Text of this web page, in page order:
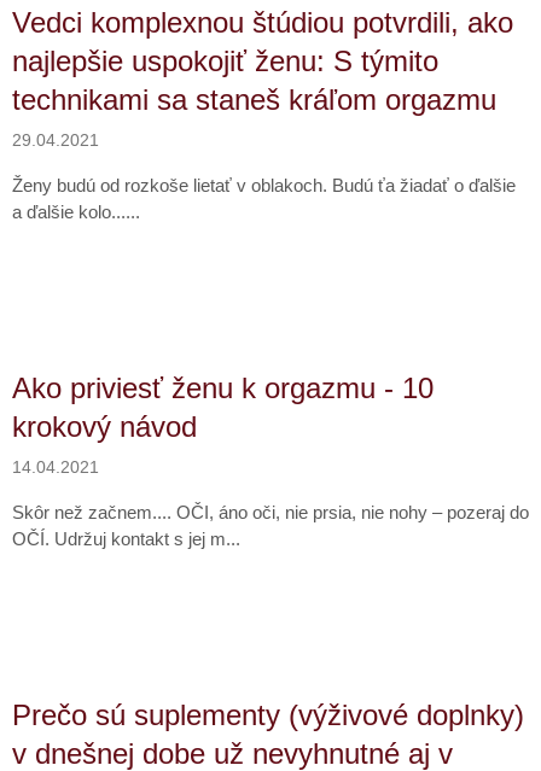
Vedci komplexnou štúdiou potvrdili, ako
najlepšie uspokojiť ženu: S týmito
technikami sa staneš kráľom orgazmu
29.04.2021
Ženy budú od rozkoše lietať v oblakoch. Budú ťa žiadať o ďalšie
a ďalšie kolo......
Ako priviesť ženu k orgazmu - 10
krokový návod
14.04.2021
Skôr než začnem.... OČI, áno oči, nie prsia, nie nohy – pozeraj do
OČÍ. Udržuj kontakt s jej m...
Prečo sú suplementy (výživové doplnky)
v dnešnej dobe už nevyhnutné aj v